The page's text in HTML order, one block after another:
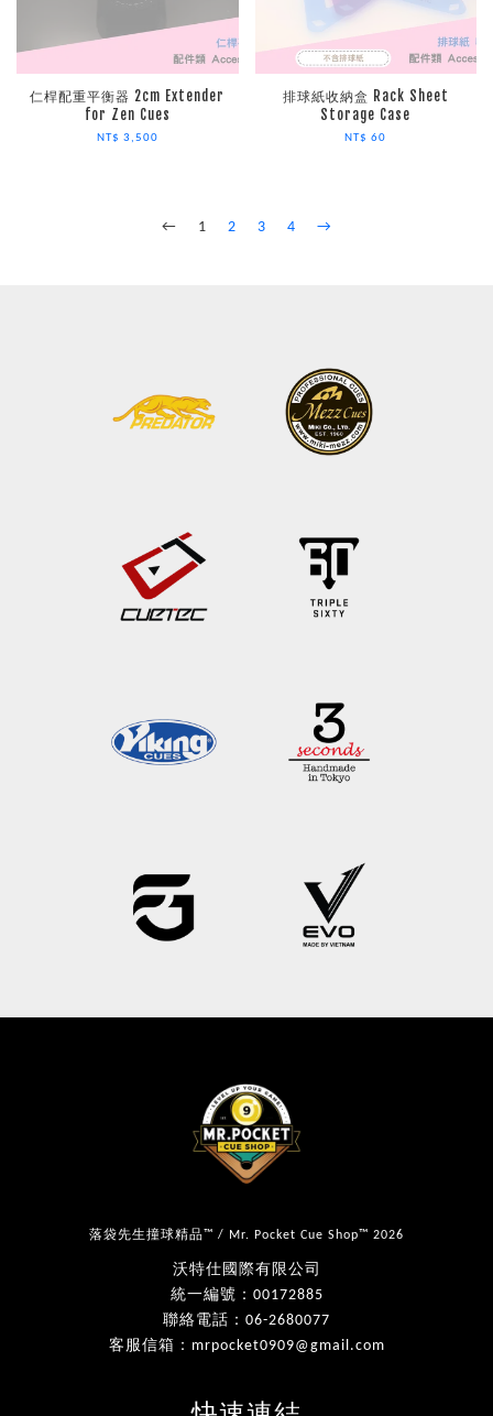
仁桿配重平衡器 2cm Extender
for Zen Cues
NT$ 3,500
排球紙收納盒 Rack Sheet
Storage Case
NT$ 60
← 1 2 3 4 →
落袋先生撞球精品™ / Mr. Pocket Cue Shop™ 2026
沃特仕國際有限公司
統一編號：00172885
聯絡電話：06-2680077
客服信箱：mrpocket0909@gmail.com